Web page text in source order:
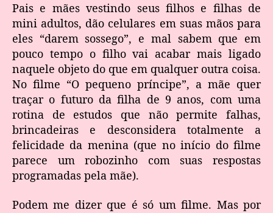
Pais e mães vestindo seus filhos e filhas de
mini adultos, dão celulares em suas mãos para
eles “darem sossego”, e mal sabem que em
pouco tempo o filho vai acabar mais ligado
naquele objeto do que em qualquer outra coisa.
No filme “O pequeno príncipe”, a mãe quer
traçar o futuro da filha de 9 anos, com uma
rotina de estudos que não permite falhas,
brincadeiras e desconsidera totalmente a
felicidade da menina (que no início do filme
parece um robozinho com suas respostas
programadas pela mãe).
Podem me dizer que é só um filme. Mas por